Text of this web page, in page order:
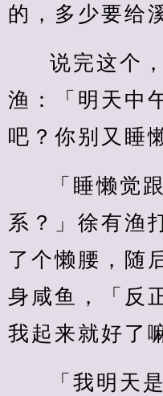
的，多少要给
说完这个
渔：「明天中
吧？你别又睡
「睡懒觉
系？」徐有渔
了个懒腰，随
身咸鱼，「反
我起来就好了
「我明天